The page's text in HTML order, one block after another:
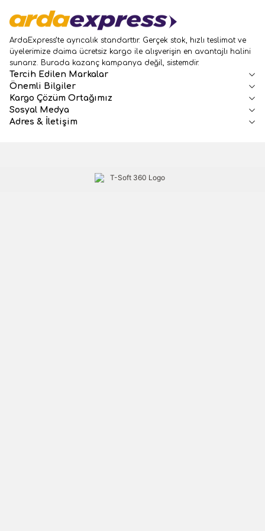
ArdaExpress’te ayrıcalık standarttır. Gerçek stok, hızlı teslimat ve
üyelerimize daima ücretsiz kargo ile alışverişin en avantajlı halini
sunarız. Burada kazanç kampanya değil, sistemdir.
Tercih Edilen Markalar
Önemli Bilgiler
Kargo Çözüm Ortağımız
Sosyal Medya
Adres & İletişim